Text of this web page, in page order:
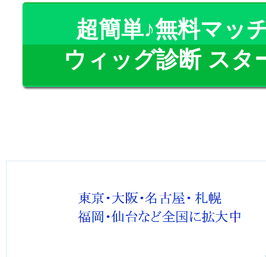
超簡単♪無料マッ
ウィッグ診断 ス